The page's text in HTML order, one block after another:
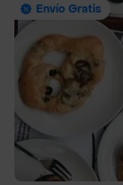
Envío Gratis